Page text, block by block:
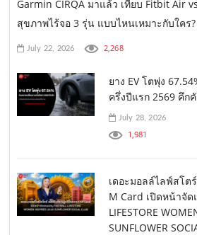
Garmin CIRQA มาแล้ว เทียบ Fitbit Air
สุขภาพไร้จอ 3 รุ่น แบบไหนเหมาะกับใคร?
July 22, 2026 2,268
ยาง EV โตพุ่ง
ครึ่งปีแรก 2569 คึก
July 28, 2026
1,981
เดอะมอลล์ไลฟ์สโต
M Card เปิดหน้าจัด
LIFESTORE
SUNFLOWER